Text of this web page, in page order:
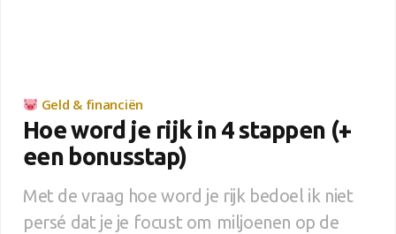
Geld & financiën
Hoe word je rijk in 4 stappen (+
een bonusstap)
Met de vraag hoe word je rijk bedoel ik niet
persé dat je je focust om miljoenen op de